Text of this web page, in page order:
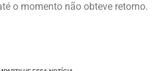
o momento não obteve retorno.